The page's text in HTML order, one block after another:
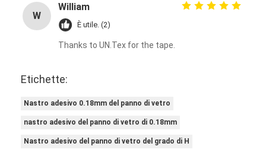
W
William
È utile. (2)
Thanks to UN.Tex for the tape.
Etichette:
Nastro adesivo 0.18mm del panno di vetro
nastro adesivo del panno di vetro di 0.18mm
Nastro adesivo del panno di vetro del grado di H